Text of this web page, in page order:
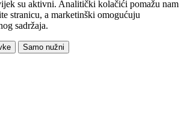
su aktivni. Analitički kolačići pomažu nam
stranicu, a marketinški omogućuju
sadržaja.
Samo nužni